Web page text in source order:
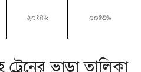
২০ঃ৪৬ ০০ঃ৩৬
ভাড়া তালিকা